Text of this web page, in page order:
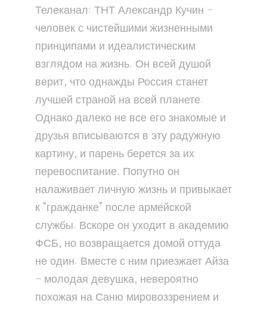
Телеканал: ТНТ Александр Кучин –
человек с чистейшими жизненными
принципами и идеалистическим
взглядом на жизнь. Он всей душой
верит, что однажды Россия станет
лучшей страной на всей планете.
Однако далеко не все его знакомые и
друзья вписываются в эту радужную
картину, и парень берется за их
перевоспитание. Попутно он
налаживает личную жизнь и привыкает
к “гражданке” после армейской
службы. Вскоре он уходит в академию
ФСБ, но возвращается домой оттуда
не один. Вместе с ним приезжает Айза
– молодая девушка, невероятно
похожая на Саню мировоззрением и